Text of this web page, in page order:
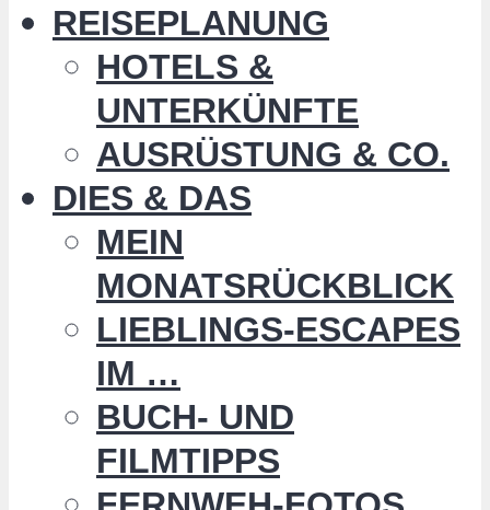
REISEPLANUNG
HOTELS &
UNTERKÜNFTE
AUSRÜSTUNG & CO.
DIES & DAS
MEIN
MONATSRÜCKBLICK
LIEBLINGS-ESCAPES
IM …
BUCH- UND
FILMTIPPS